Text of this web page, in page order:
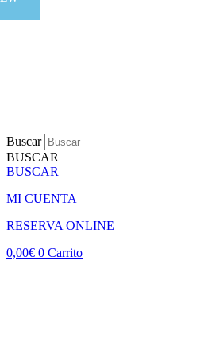
Buscar
BUSCAR
BUSCAR
MI CUENTA
RESERVA ONLINE
0,00€ 0 Carrito